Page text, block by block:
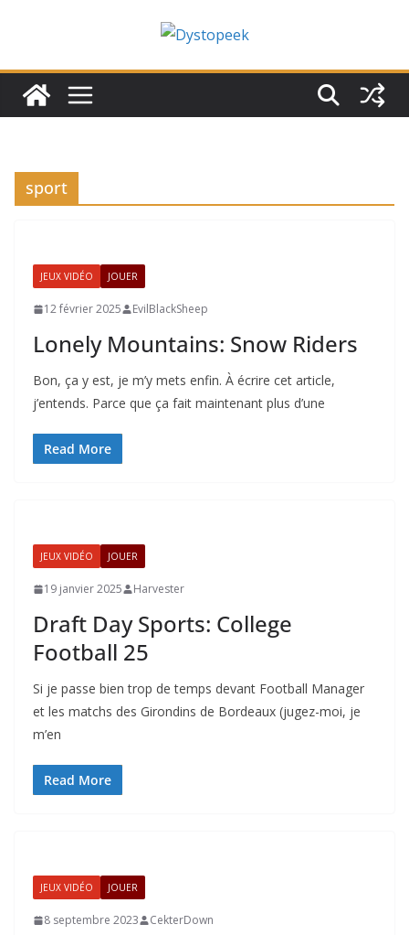
sport
JEUX VIDÉO JOUER
12 février 2025 EvilBlackSheep
Lonely Mountains: Snow Riders
Bon, ça y est, je m’y mets enfin. À écrire cet article,
j’entends. Parce que ça fait maintenant plus d’une
Read More
JEUX VIDÉO JOUER
19 janvier 2025 Harvester
Draft Day Sports: College
Football 25
Si je passe bien trop de temps devant Football Manager
et les matchs des Girondins de Bordeaux (jugez-moi, je
m’en
Read More
JEUX VIDÉO JOUER
8 septembre 2023 CekterDown